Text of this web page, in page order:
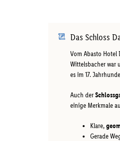
Das Schloss
Vom Abasto Hotel
Wittelsbacher war
es im 17.
Auch der
einige Merkmale
Klare,
Gerade